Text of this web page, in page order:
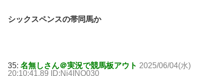
シックスペンスの帯同馬か
35: 名無しさん＠実況で競馬板アウト 2025/06/04(水)
20:10:41.89 ID:Nj4INO030